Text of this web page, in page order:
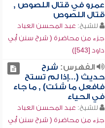
عمرو في قتال اللصوص ,
قتال اللصوص
للشيخ: عبد المحسن العباد
جزء من محاضرة ( شرح سنن أبي
داود [543])
الفهرس: شرح
حديث (...إذا لم تستح
فافعل ما شئت) , ما جاء
في الحياء
للشيخ: عبد المحسن العباد
جزء من محاضرة ( شرح سنن أبي